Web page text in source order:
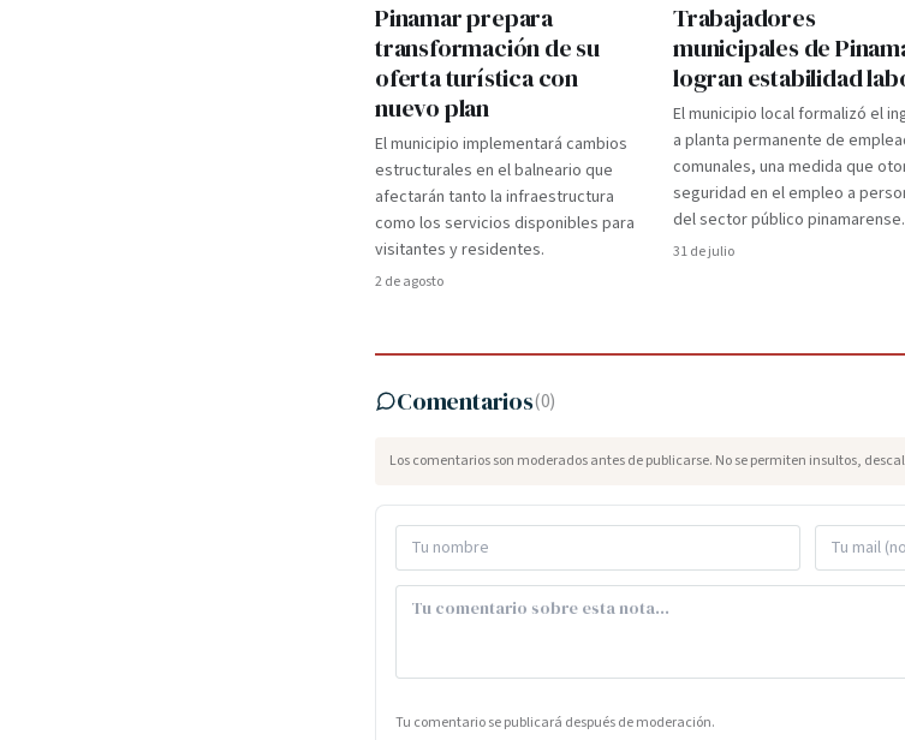
Pinamar prepara
transformación de su
oferta turística con
nuevo plan
El municipio implementará cambios
estructurales en el balneario que
afectarán tanto la infraestructura
como los servicios disponibles para
visitantes y residentes.
2 de agosto
Trabajadores
municipales de
logran estabilidad
El municipio local formalizó el
a planta permanente de
comunales, una medida que
seguridad en el empleo a
del sector público pinamarense.
31 de julio
Comentarios(0)
Los comentarios son moderados antes de publicarse. No se permiten insultos,
Tu comentario se publicará después de moderación.